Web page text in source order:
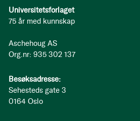
Universitetsforlaget
75 år med kunnskap
Aschehoug AS
Org.nr: 935 302 137
Besøksadresse:
Sehesteds gate 3
0164 Oslo